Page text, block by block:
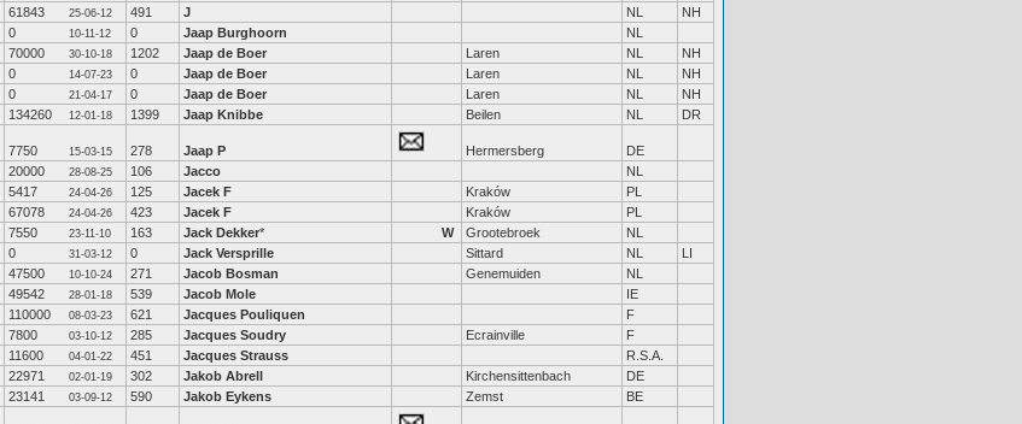
61843 25-06-12 491 J NL
NH
0 10-11-12 0 Jaap Burghoorn
NL
70000 30-10-18 1202 Jaap de Boer Laren NL
NH
0 14-07-23 0 Jaap de Boer Laren NL
NH
0 21-04-17 0 Jaap de Boer Laren NL
NH
134260 12-01-18 1399 Jaap Knibbe Beilen NL DR
7750 15-03-15 278 Jaap P Hermersberg
DE
20000 28-08-25 106 Jacco
NL
5417 24-04-26 125 Jacek F Kraków
PL
67078 24-04-26 423 Jacek F Kraków
PL
7550 23-11-10 163 Jack Dekker* W Grootebroek
NL
0 31-03-12 0 Jack Versprille Sittard NL
LI
47500 10-10-24 271 Jacob Bosman Genemuiden
NL
49542 28-01-18 539 Jacob Mole
IE
110000 08-03-23 621 Jacques Pouliquen
F
7800 03-10-12 285 Jacques Soudry Ecrainville
F
11600 04-01-22 451 Jacques Strauss
R.S.A.
22971 02-01-19 302 Jakob Abrell Kirchensittenbach
DE
23141 03-09-12 590 Jakob Eykens Zemst BE